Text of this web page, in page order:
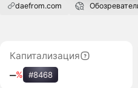
daefrom.com
Капитализация
‒% #8468